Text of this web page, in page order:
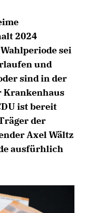
2024
sei
und
sind in der
Krankenhaus
ist bereit
der
Axel Wältz
ausfürhlich